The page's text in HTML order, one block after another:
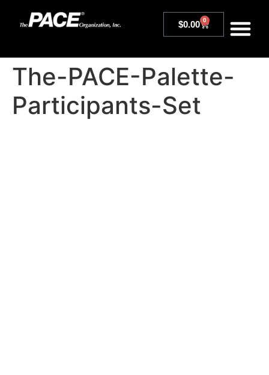
$0.00 0
The-PACE-Palette-
Participants-Set